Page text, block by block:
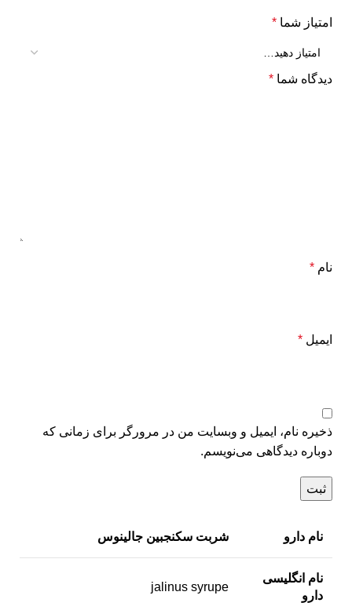
امتیاز شما *
دیدگاه شما *
نام *
ایمیل *
ذخیره نام، ایمیل و وبسایت من در مرورگر برای زمانی که
دوباره دیدگاهی می‌نویسم.
نام دارو شربت سکنجبین جالینوس
نام انگلیسی
دارو
jalinus syrupe